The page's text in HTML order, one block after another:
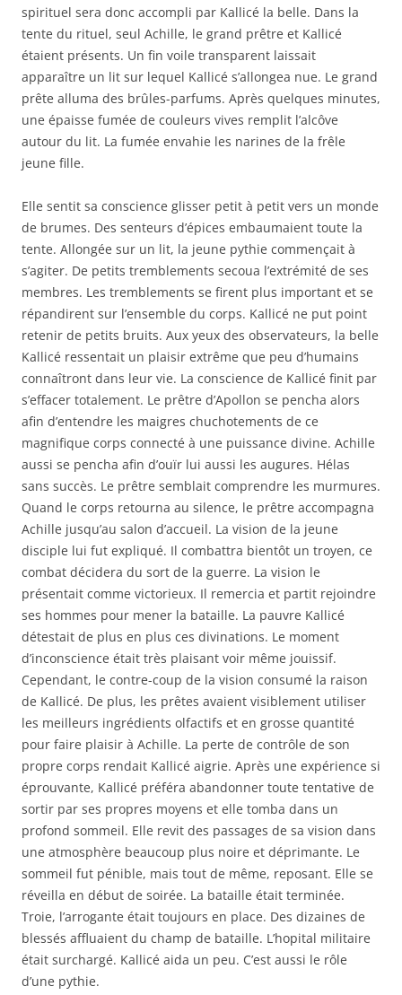
spirituel sera donc accompli par Kallicé la belle. Dans la
tente du rituel, seul Achille, le grand prêtre et Kallicé
étaient présents. Un fin voile transparent laissait
apparaître un lit sur lequel Kallicé s’allongea nue. Le grand
prête alluma des brûles-parfums. Après quelques minutes,
une épaisse fumée de couleurs vives remplit l’alcôve
autour du lit. La fumée envahie les narines de la frêle
jeune fille.
Elle sentit sa conscience glisser petit à petit vers un monde
de brumes. Des senteurs d’épices embaumaient toute la
tente. Allongée sur un lit, la jeune pythie commençait à
s’agiter. De petits tremblements secoua l’extrémité de ses
membres. Les tremblements se firent plus important et se
répandirent sur l’ensemble du corps. Kallicé ne put point
retenir de petits bruits. Aux yeux des observateurs, la belle
Kallicé ressentait un plaisir extrême que peu d’humains
connaîtront dans leur vie. La conscience de Kallicé finit par
s’effacer totalement. Le prêtre d’Apollon se pencha alors
afin d’entendre les maigres chuchotements de ce
magnifique corps connecté à une puissance divine. Achille
aussi se pencha afin d’ouïr lui aussi les augures. Hélas
sans succès. Le prêtre semblait comprendre les murmures.
Quand le corps retourna au silence, le prêtre accompagna
Achille jusqu’au salon d’accueil. La vision de la jeune
disciple lui fut expliqué. Il combattra bientôt un troyen, ce
combat décidera du sort de la guerre. La vision le
présentait comme victorieux. Il remercia et partit rejoindre
ses hommes pour mener la bataille. La pauvre Kallicé
détestait de plus en plus ces divinations. Le moment
d’inconscience était très plaisant voir même jouissif.
Cependant, le contre-coup de la vision consumé la raison
de Kallicé. De plus, les prêtes avaient visiblement utiliser
les meilleurs ingrédients olfactifs et en grosse quantité
pour faire plaisir à Achille. La perte de contrôle de son
propre corps rendait Kallicé aigrie. Après une expérience si
éprouvante, Kallicé préféra abandonner toute tentative de
sortir par ses propres moyens et elle tomba dans un
profond sommeil. Elle revit des passages de sa vision dans
une atmosphère beaucoup plus noire et déprimante. Le
sommeil fut pénible, mais tout de même, reposant. Elle se
réveilla en début de soirée. La bataille était terminée.
Troie, l’arrogante était toujours en place. Des dizaines de
blessés affluaient du champ de bataille. L’hopital militaire
était surchargé. Kallicé aida un peu. C’est aussi le rôle
d’une pythie.